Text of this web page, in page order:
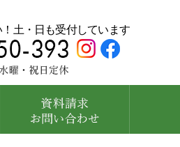
土・日も受付しています